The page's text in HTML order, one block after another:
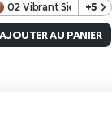
02 Vibrant Sienna+5
AJOUTER AU PANIER